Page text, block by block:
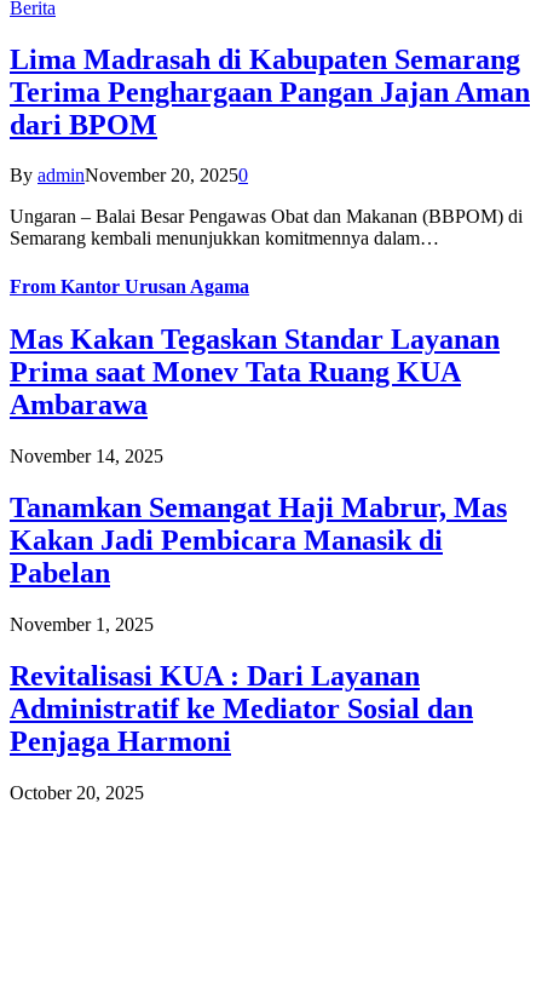
Berita
Lima Madrasah di Kabupaten Semarang
Terima Penghargaan Pangan Jajan Aman
dari BPOM
By adminNovember 20, 20250
Ungaran – Balai Besar Pengawas Obat dan Makanan (BBPOM) di
Semarang kembali menunjukkan komitmennya dalam…
From Kantor Urusan Agama
Mas Kakan Tegaskan Standar Layanan
Prima saat Monev Tata Ruang KUA
Ambarawa
November 14, 2025
Tanamkan Semangat Haji Mabrur, Mas
Kakan Jadi Pembicara Manasik di
Pabelan
November 1, 2025
Revitalisasi KUA : Dari Layanan
Administratif ke Mediator Sosial dan
Penjaga Harmoni
October 20, 2025